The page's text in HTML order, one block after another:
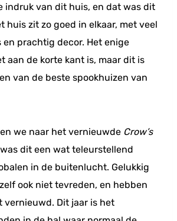
indruk van dit huis, en dat was dit
huis zit zo goed in elkaar, met veel
en prachtig decor. Het enige
aan de korte kant is, maar dit is
van de beste spookhuizen van
we naar het vernieuwde Crow’s
dit een wat teleurstellend
in de buitenlucht. Gelukkig
ook niet tevreden, en hebben
vernieuwd. Dit jaar is het